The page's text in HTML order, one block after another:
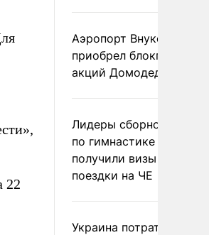
22
Аэропорт Внуково
приобрел блокпакет
акций Домодедово
Лидеры сборной
по гимнастике не
получили визы для
поездки на ЧЕ
Украина потратила 1